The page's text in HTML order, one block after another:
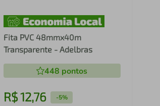
Fita PVC 48mmx40m
Transparente - Adelbras
448 pontos
R$12,76 -5%